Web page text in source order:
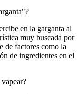
en la garganta al
muy buscada por
de factores como la
de ingredientes en el